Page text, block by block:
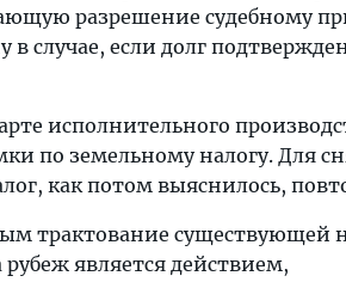
разрешение судебному
случае, если долг
исполнительного
по земельному налогу. Для
как потом выяснилось,
трактование существующей
является действием,